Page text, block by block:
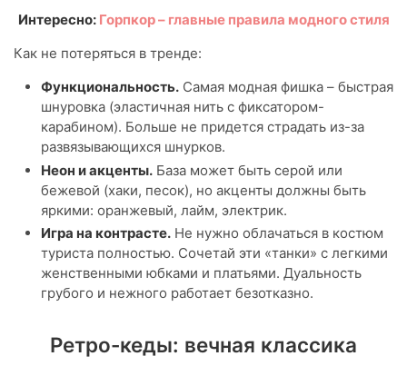
Интересно: Горпкор – главные правила модного стиля
Как не потеряться в тренде:
Функциональность. Самая модная фишка – быстрая
шнуровка (эластичная нить с фиксатором-
карабином). Больше не придется страдать из-за
развязывающихся шнурков.
Неон и акценты. База может быть серой или
бежевой (хаки, песок), но акценты должны быть
яркими: оранжевый, лайм, электрик.
Игра на контрасте. Не нужно облачаться в костюм
туриста полностью. Сочетай эти «танки» с легкими
женственными юбками и платьями. Дуальность
грубого и нежного работает безотказно.
Ретро-кеды: вечная классика